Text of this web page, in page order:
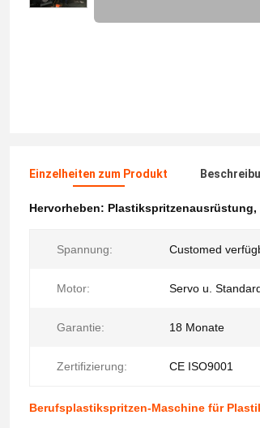
Einzelheiten zum Produkt
Hervorheben: Plastikspritzenausrüstung,
Spannung: Customed
Motor: Servo u.
Garantie: 18 Monate
Zertifizierung: CE ISO9001
Berufsplastikspritzen-Maschine für